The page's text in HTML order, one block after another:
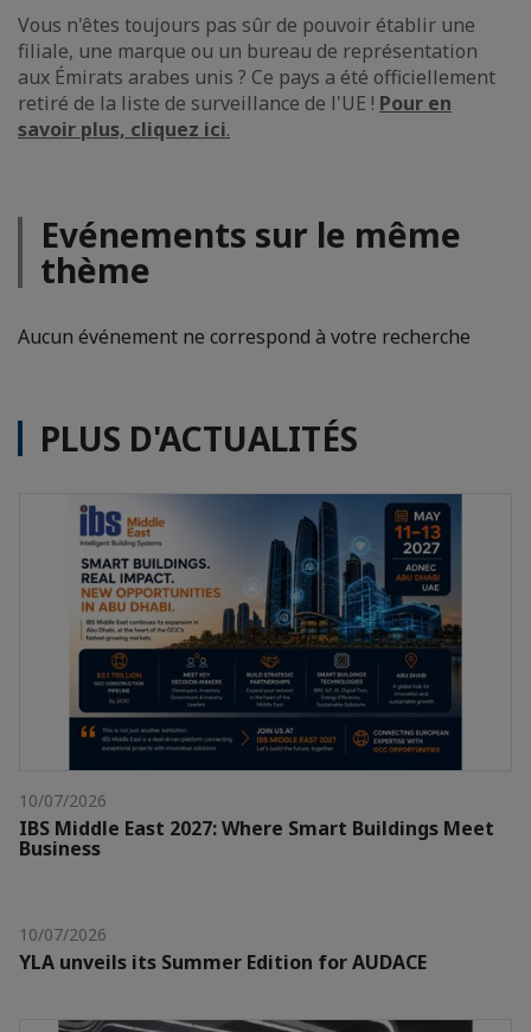
Vous n'êtes toujours pas sûr de pouvoir établir une
filiale, une marque ou un bureau de représentation
aux Émirats arabes unis ? Ce pays a été officiellement
retiré de la liste de surveillance de l'UE ! Pour en
savoir plus, cliquez ici.
Evénements sur le même
thème
Aucun événement ne correspond à votre recherche
PLUS D'ACTUALITÉS
10/07/2026
IBS Middle East 2027: Where Smart Buildings Meet
Business
10/07/2026
YLA unveils its Summer Edition for AUDACE